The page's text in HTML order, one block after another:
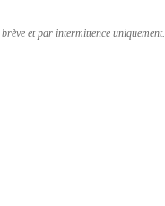
et par intermittence uniquement.